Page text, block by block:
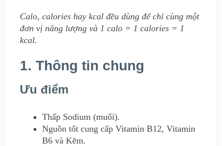
Calo, calories hay kcal đều dùng để chỉ cùng một
đơn vị năng lượng và 1 calo = 1 calories = 1
kcal.
1. Thông tin chung
Ưu điểm
Thấp Sodium (muối).
Nguồn tốt cung cấp Vitamin B12, Vitamin
B6 và Kẽm.